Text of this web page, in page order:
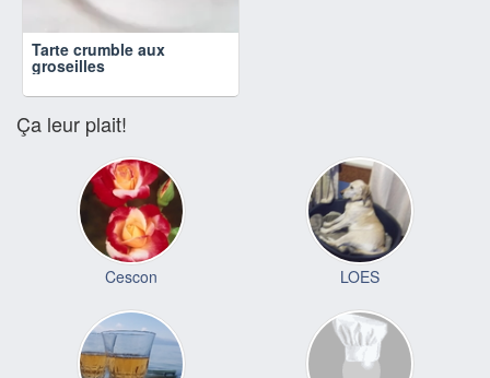
Tarte crumble aux
groseilles
Ça leur plait!
Cescon LOES